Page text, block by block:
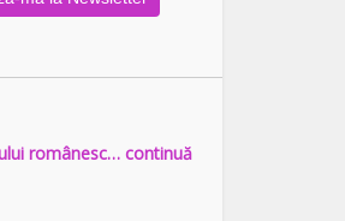
românesc… continuă